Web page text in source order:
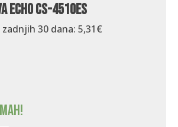
CS-4510ES
30 dana: 5,31€